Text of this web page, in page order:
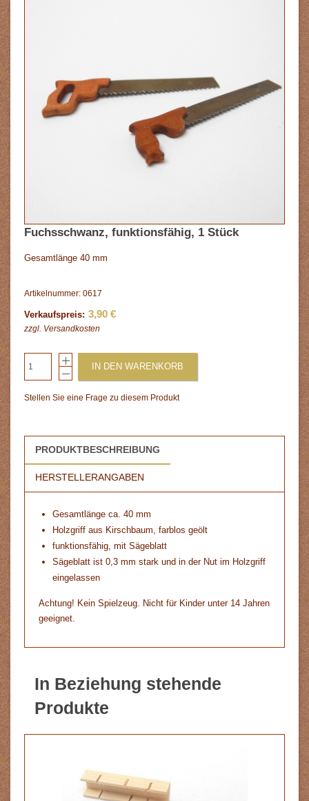
Fuchsschwanz, funktionsfähig, 1 Stück
Gesamtlänge 40 mm
Artikelnummer: 0617
Verkaufspreis: 3,90 €
zzgl. Versandkosten
IN DEN WARENKORB
Stellen Sie eine Frage zu diesem Produkt
PRODUKTBESCHREIBUNG
HERSTELLERANGABEN
Gesamtlänge ca. 40 mm
Holzgriff aus Kirschbaum, farblos geölt
funktionsfähig, mit Sägeblatt
Sägeblatt ist 0,3 mm stark und in der Nut im Holzgriff
eingelassen
Achtung! Kein Spielzeug. Nicht für Kinder unter 14 Jahren
geeignet.
In Beziehung stehende
Produkte